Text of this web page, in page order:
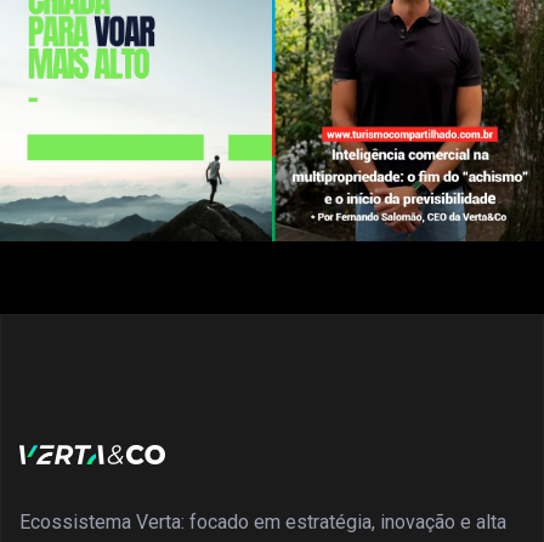
Ecossistema Verta: focado em estratégia, inovação e alta